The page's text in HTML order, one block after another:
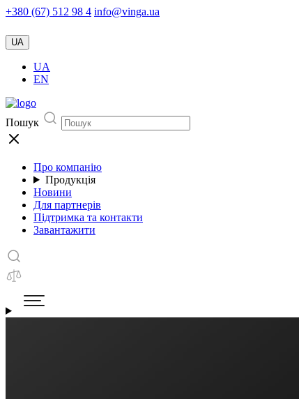
+380 (67) 512 98 4 info@vinga.ua
UA
UA
EN
Пошук
Про компанію
Продукція
Новини
Для партнерів
Підтримка та контакти
Завантажити